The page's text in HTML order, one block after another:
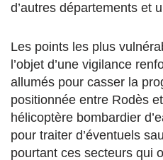
d’autres départements et
Les points les plus
l’objet d’une vigilance
allumés pour casser la
positionnée entre Rodès
hélicoptère bombardier
pour traiter d’éventuels
pourtant ces secteurs qui